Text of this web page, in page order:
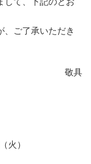
して、下記のとお
、ご了承いただき
敬具
火）